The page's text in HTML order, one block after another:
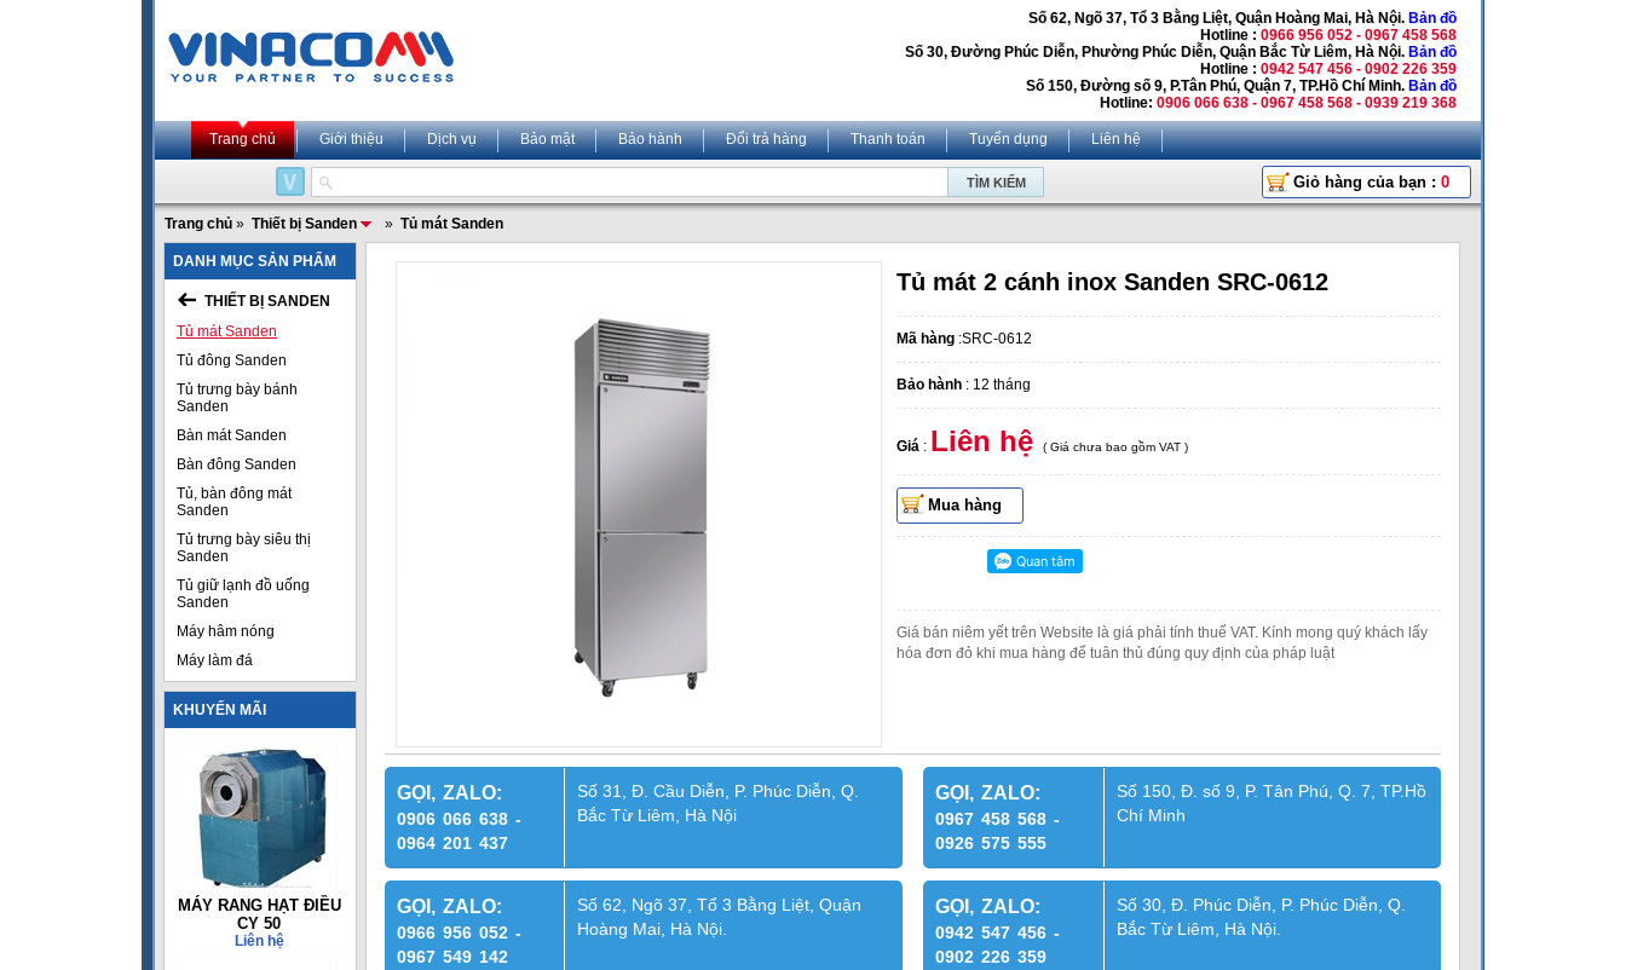
Số 62, Ngõ 37, Tổ 3 Bằng Liệt, Quận Hoàng Mai, Hà Nội. Bản đồ
Hotline : 0966 956 052 - 0967 458 568
Số 30, Đường Phúc Diễn, Phường Phúc Diễn, Quận Bắc Từ Liêm, Hà Nội. Bản đồ
Hotline : 0942 547 456 - 0902 226 359
Số 150, Đường số 9, P.Tân Phú, Quận 7, TP.Hồ Chí Minh. Bản đồ
Hotline: 0906 066 638 - 0967 458 568 - 0939 219 368
Trang chủ Giới thiệu Dịch vụ Bảo mật Bảo hành Đổi trả hàng Thanh toán Tuyển dụng Liên hệ
Giỏ hàng của bạn : 0
Trang chủ » Thiết bị Sanden » Tủ mát Sanden
DANH MỤC SẢN PHẨM
THIẾT BỊ SANDEN
Tủ mát Sanden
Tủ đông Sanden
Tủ trưng bày bánh
Sanden
Bàn mát Sanden
Bàn đông Sanden
Tủ, bàn đông mát
Sanden
Tủ trưng bày siêu thị
Sanden
Tủ giữ lạnh đồ uống
Sanden
Máy hâm nóng
Máy làm đá
KHUYẾN MÃI
MÁY RANG HẠT ĐIỀU
CY 50
Liên hệ
Tủ mát 2 cánh inox Sanden SRC-0612
Mã hàng :SRC-0612
Bảo hành : 12 tháng
Giá : Liên hệ ( Giá chưa bao gồm VAT )
Mua hàng
Giá bán niêm yết trên Website là giá phải tính thuế VAT. Kính mong quý khách lấy
hóa đơn đỏ khi mua hàng để tuân thủ đúng quy định của pháp luật
GỌI, ZALO:
0906 066 638 -
0964 201 437
Số 31, Đ. Cầu Diễn, P. Phúc Diễn, Q.
Bắc Từ Liêm, Hà Nội
GỌI, ZALO:
0967 458 568 -
0926 575 555
Số 150, Đ. số 9, P. Tân Phú, Q. 7, TP.Hồ
Chí Minh
GỌI, ZALO:
0966 956 052 -
0967 549 142
Số 62, Ngõ 37, Tổ 3 Bằng Liệt, Quận
Hoàng Mai, Hà Nội.
GỌI, ZALO:
0942 547 456 -
0902 226 359
Số 30, Đ. Phúc Diễn, P. Phúc Diễn, Q.
Bắc Từ Liêm, Hà Nội.